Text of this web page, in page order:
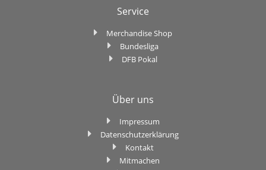
Service
Merchandise Shop
Bundesliga
DFB Pokal
Über uns
Impressum
Datenschutzerklärung
Kontakt
Mitmachen